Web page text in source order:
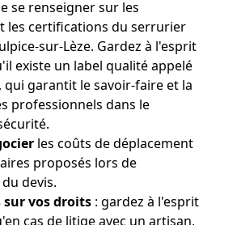
se renseigner sur les
les certifications du serrurier
sur-Lèze. Gardez à l'esprit
existe un label qualité appelé
qui garantit le savoir-faire et la
professionnels dans le
les coûts de déplacement
proposés lors de
devis.
vos droits : gardez à l'esprit
cas de litige avec un artisan,